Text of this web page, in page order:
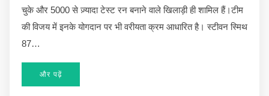
चुके और 5000 से ज़्यादा टेस्ट रन बनाने वाले खिलाड़ी ही शामिल हैं।टीम
की विजय में इनके योगदान पर भी वरीयता क्रम आधारित है। स्टीवन स्मिथ
87…
और पढ़ें